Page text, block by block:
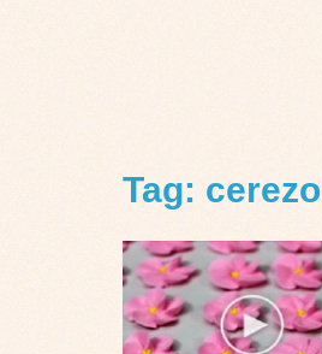
Tag: cerezo